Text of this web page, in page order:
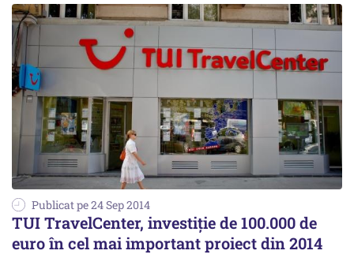
Publicat pe 24 Sep 2014
TUI TravelCenter, investiție de 100.000 de
euro în cel mai important proiect din 2014